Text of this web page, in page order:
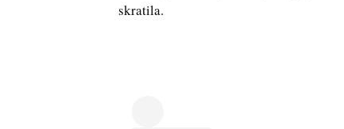
skratila.